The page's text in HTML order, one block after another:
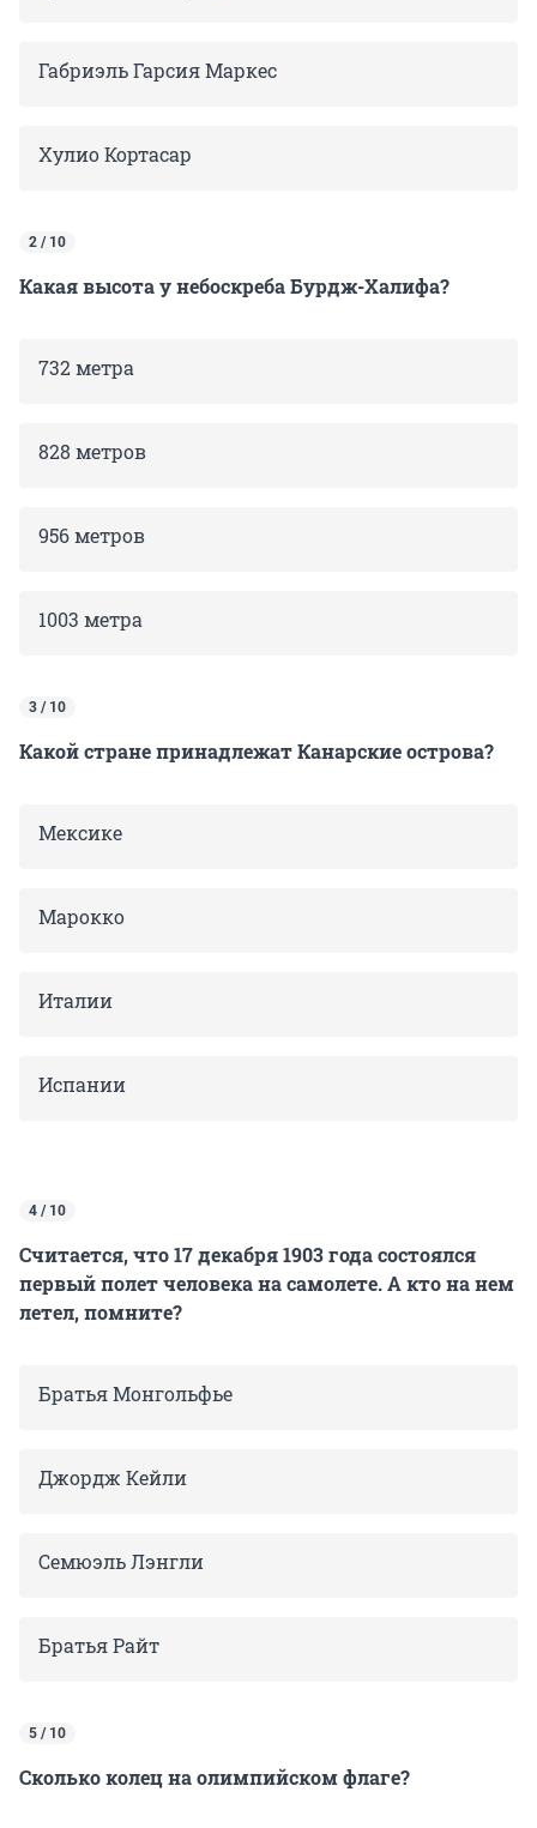
Габриэль Гарсия Маркес
Хулио Кортасар
2 / 10
Какая высота у небоскреба Бурдж-Халифа?
732 метра
828 метров
956 метров
1003 метра
3 / 10
Какой стране принадлежат Канарские острова?
Мексике
Марокко
Италии
Испании
4 / 10
Считается, что 17 декабря 1903года состоялся
первый полет человека на самолете. А кто на нем
летел, помните?
Братья Монгольфье
Джордж Кейли
Семюэль Лэнгли
Братья Райт
5 / 10
Сколько колец на олимпийском флаге?